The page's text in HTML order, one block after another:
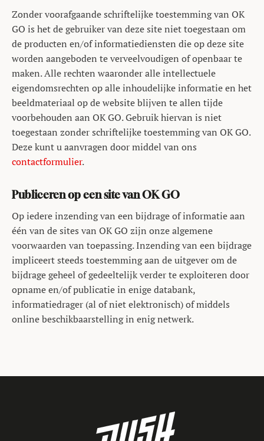
Zonder voorafgaande schriftelijke toestemming van OK
GO is het de gebruiker van deze site niet toegestaan om
de producten en/of informatiediensten die op deze site
worden aangeboden te verveelvoudigen of openbaar te
maken. Alle rechten waaronder alle intellectuele
eigendomsrechten op alle inhoudelijke informatie en het
beeldmateriaal op de website blijven te allen tijde
voorbehouden aan OK GO. Gebruik hiervan is niet
toegestaan zonder schriftelijke toestemming van OK GO.
Deze kunt u aanvragen door middel van ons
contactformulier.
Publiceren op een site van OK GO
Op iedere inzending van een bijdrage of informatie aan
één van de sites van OK GO zijn onze algemene
voorwaarden van toepassing. Inzending van een bijdrage
impliceert steeds toestemming aan de uitgever om de
bijdrage geheel of gedeeltelijk verder te exploiteren door
opname en/of publicatie in enige databank,
informatiedrager (al of niet elektronisch) of middels
online beschikbaarstelling in enig netwerk.